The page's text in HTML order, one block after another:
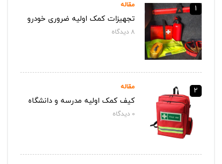
مقاله
تجهیزات کمک اولیه ضروری خودرو
8دیدگاه‌
2 مقاله
کیف کمک اولیه مدرسه و دانشگاه
0دیدگاه‌